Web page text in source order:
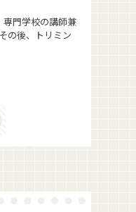
専門学校の講師兼
の後、トリミン